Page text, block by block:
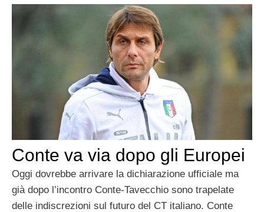
Conte va via dopo gli Europei
Oggi dovrebbe arrivare la dichiarazione ufficiale ma
già dopo l’incontro Conte-Tavecchio sono trapelate
delle indiscrezioni sul futuro del CT italiano. Conte